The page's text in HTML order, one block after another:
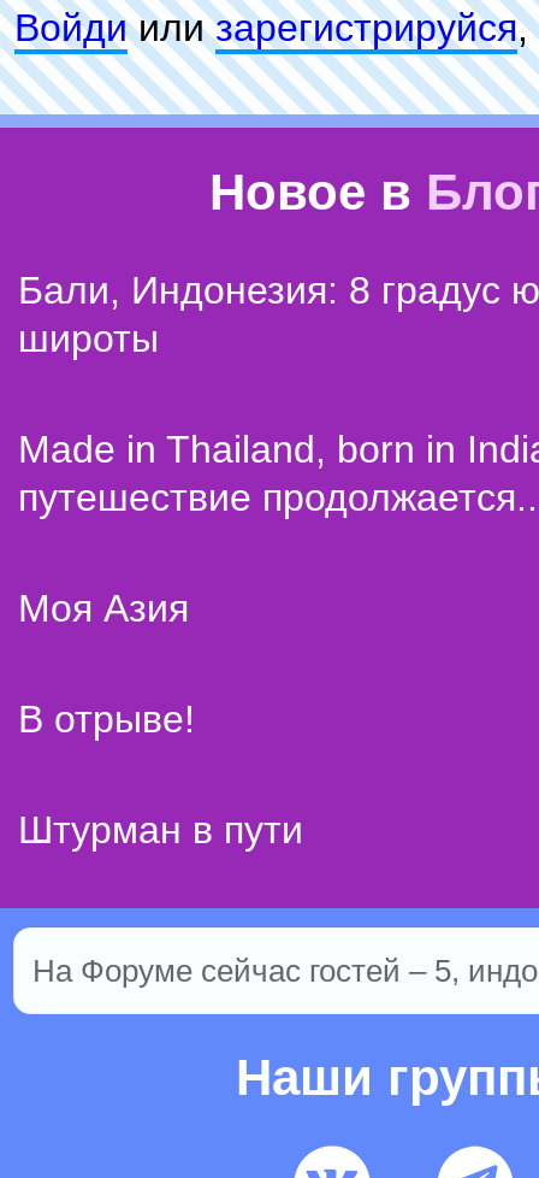
Войдиилизарeгиcтpируйся,
Новое в
Бали, Индонезия: 8 градус
широты
Made in Thailand, born in
путешествие
Моя Азия
В отрыве!
Штурман в пути
На Форуме сейчас гостей – 5,
Наши